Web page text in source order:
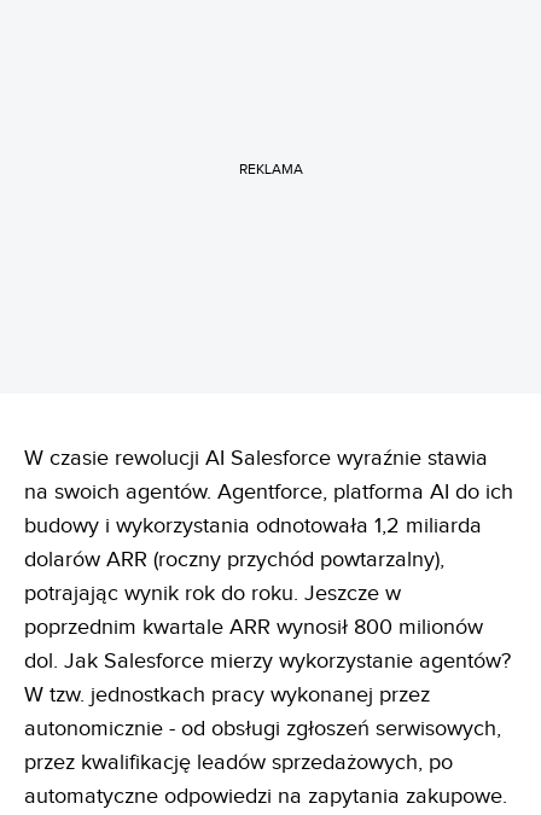
REKLAMA
W czasie rewolucji AI Salesforce wyraźnie stawia
na swoich agentów. Agentforce, platforma AI do ich
budowy i wykorzystania odnotowała 1,2 miliarda
dolarów ARR (roczny przychód powtarzalny),
potrajając wynik rok do roku. Jeszcze w
poprzednim kwartale ARR wynosił 800 milionów
dol. Jak Salesforce mierzy wykorzystanie agentów?
W tzw. jednostkach pracy wykonanej przez
autonomicznie - od obsługi zgłoszeń serwisowych,
przez kwalifikację leadów sprzedażowych, po
automatyczne odpowiedzi na zapytania zakupowe.